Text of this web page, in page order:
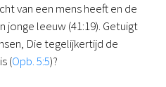
van een mens heeft en de
jonge leeuw (41:19). Getuigt
Die tegelijkertijd de
(Opb. 5:5)?